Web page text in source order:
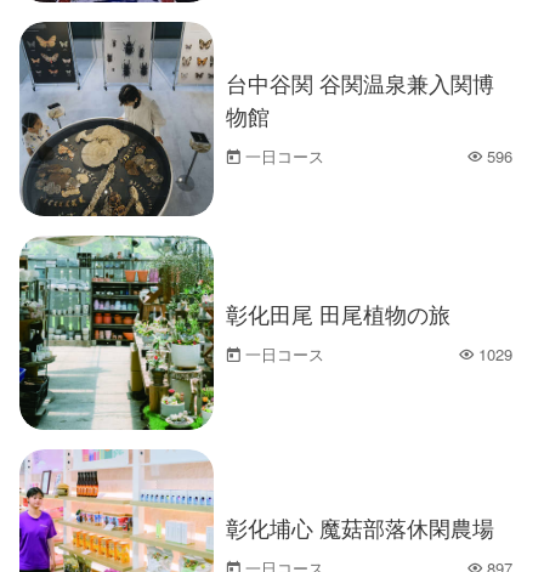
台中谷関 谷関温泉兼入関博
物館
一日コース
人気
596
彰化田尾 田尾植物の旅
一日コース
人気
1029
彰化埔心 魔菇部落休閑農場
一日コース 897